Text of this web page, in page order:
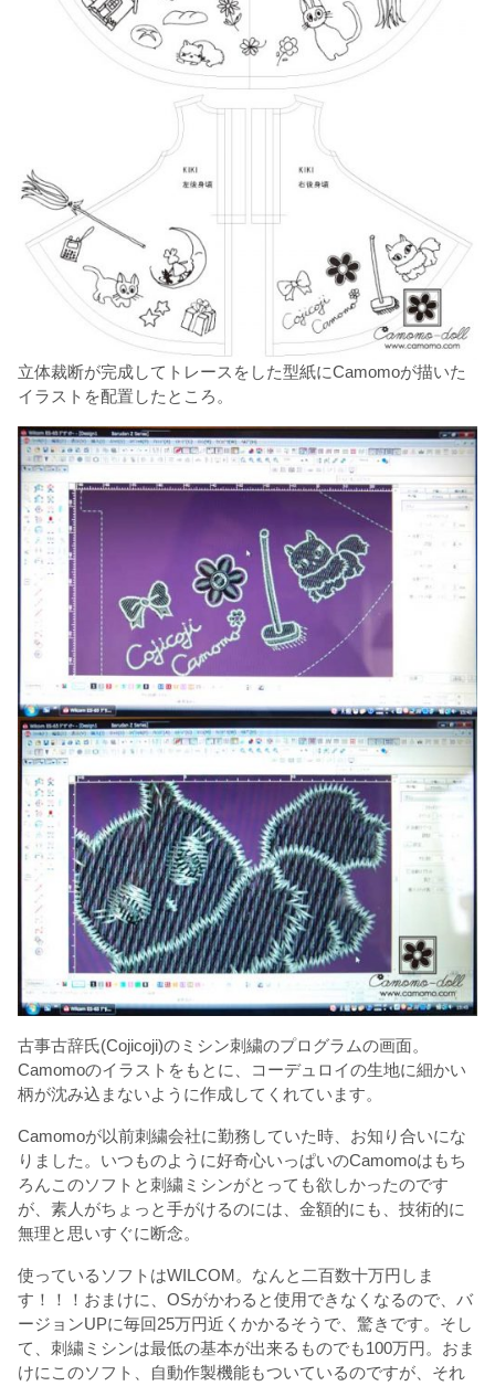
立体裁断が完成してトレースをした型紙にCamomoが描いた
イラストを配置したところ。
古事古辞氏(Cojicoji)のミシン刺繍のプログラムの画面。
Camomoのイラストをもとに、コーデュロイの生地に細かい
柄が沈み込まないように作成してくれています。
Camomoが以前刺繍会社に勤務していた時、お知り合いにな
りました。いつものように好奇心いっぱいのCamomoはもち
ろんこのソフトと刺繍ミシンがとっても欲しかったのです
が、素人がちょっと手がけるのには、金額的にも、技術的に
無理と思いすぐに断念。
使っているソフトはWILCOM。なんと二百数十万円しま
す！！！おまけに、OSがかわると使用できなくなるので、バ
ージョンUPに毎回25万円近くかかるそうで、驚きです。そし
て、刺繍ミシンは最低の基本が出来るものでも100万円。おま
けにこのソフト、自動作製機能もついているのですが、それ